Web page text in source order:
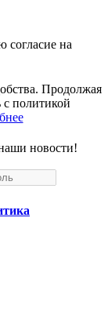
согласие на
Продолжая
с политикой
новости!